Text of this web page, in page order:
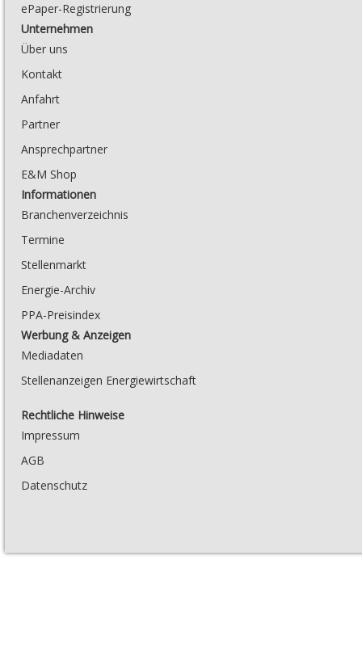
ePaper-Registrierung
Unternehmen
Über uns
Kontakt
Anfahrt
Partner
Ansprechpartner
E&M Shop
Informationen
Branchenverzeichnis
Termine
Stellenmarkt
Energie-Archiv
PPA-Preisindex
Werbung & Anzeigen
Mediadaten
Stellenanzeigen Energiewirtschaft
Rechtliche Hinweise
Impressum
AGB
Datenschutz